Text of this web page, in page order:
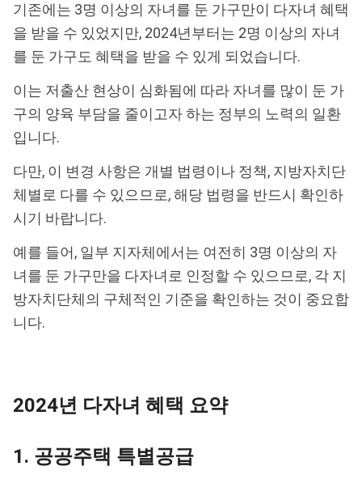
기존에는 3명 이상의 자녀를 둔 가구만이 다자녀 혜택
을 받을 수 있었지만, 2024년부터는 2명 이상의 자녀
를 둔 가구도 혜택을 받을 수 있게 되었습니다.
이는 저출산 현상이 심화됨에 따라 자녀를 많이 둔 가
구의 양육 부담을 줄이고자 하는 정부의 노력의 일환
입니다.
다만, 이 변경 사항은 개별 법령이나 정책, 지방자치단
체별로 다를 수 있으므로, 해당 법령을 반드시 확인하
시기 바랍니다.
예를 들어, 일부 지자체에서는 여전히 3명 이상의 자
녀를 둔 가구만을 다자녀로 인정할 수 있으므로, 각 지
방자치단체의 구체적인 기준을 확인하는 것이 중요합
니다.
2024년 다자녀 혜택 요약
1. 공공주택 특별공급